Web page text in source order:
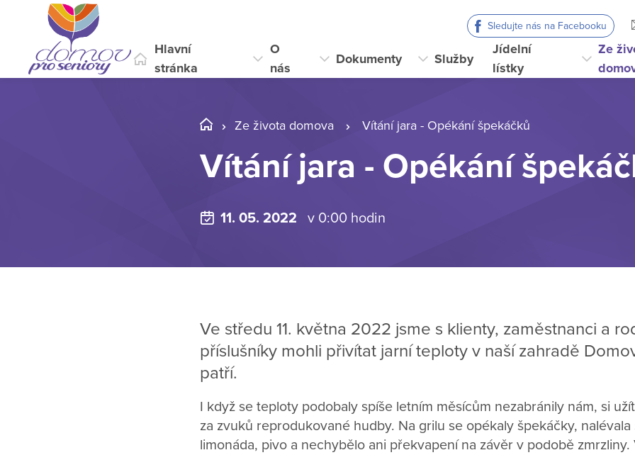
Sledujte nás na Facebooku
Hlavní
stránka
O
nás
Dokumenty Služby
Jídelní
lístky
Ze
Ze života domova Vítání jara - Opékání špekáčků
Vítání jara - Opékání
11. 05. 2022 v 0:00 hodin
Ve středu 11. května 2022 jsme s klienty, zaměstnanci a
příslušníky mohli přivítat jarní teploty v naší zahradě
patří.
I když se teploty podobaly spíše letním měsícům nezabránily nám, si
za zvuků reprodukované hudby. Na grilu se opékaly špekáčky,
limonáda, pivo a nechybělo ani překvapení na závěr v podobě